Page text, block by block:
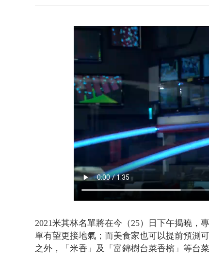
狠詐慈
2021米其林名單將在今（25）日下午揭曉，
單有望更接地氣；而美食家也可以提前預測
之外，「米香」及「富錦樹台菜香檳」等台